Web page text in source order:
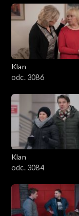
2201–2300
2101–2200
2001–2100
1901–2000
1801–1900
1701–1800
1601–1700
1501–1600
1401–1500
Klan
odc. 3086
Klan
odc. 3084